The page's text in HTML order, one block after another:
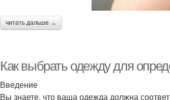
читать дальше →
Как выбрать одежду для
Введение
Вы знаете, что ваша одежда должна